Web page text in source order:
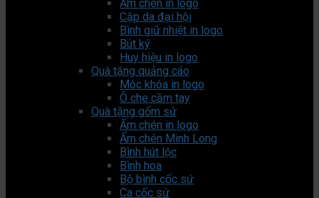
Ấm chén in logo
Cặp da đại hội
Bình giữ nhiệt in logo
Bút ký
Huy hiệu in logo
Quà tặng quảng cáo
Móc khóa in logo
Ô che cầm tay
Quà tặng gốm sứ
Ấm chén in logo
Ấm chén Minh Long
Bình hút lộc
Bình hoa
Bộ bình cốc sứ
Ca cốc sứ